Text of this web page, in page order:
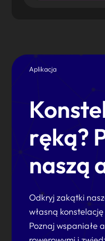
Aplikacja
ręką?
naszą
Odkryj zakątki
własną
Poznaj wspaniałe